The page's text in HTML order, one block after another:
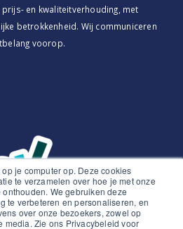
je computer op. Deze cookies
te verzamelen over hoe je met onze
We gebruiken deze
te verbeteren en personaliseren, en
over onze bezoekers, zowel op
media. Zie ons Privacybeleid voor
en kwaliteitverhouding, met
betrokkenheid. Wij communiceren
voorop.